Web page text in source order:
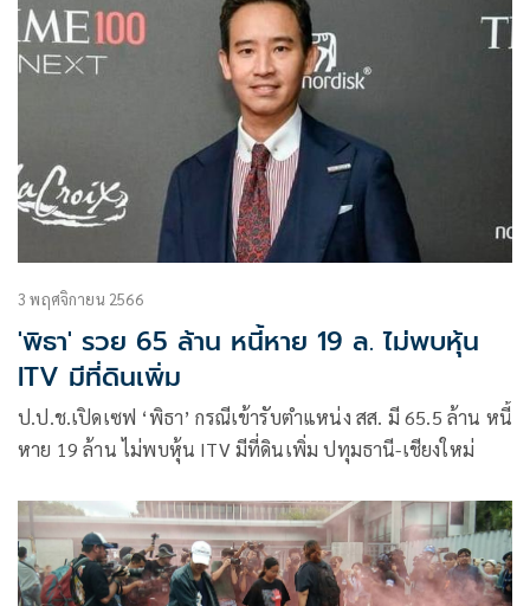
3 พฤศจิกายน 2566
'พิธา' รวย 65 ล้าน หนี้หาย 19 ล. ไม่พบหุ้น
ITV มีที่ดินเพิ่ม
ป.ป.ช.เปิดเซฟ ‘พิธา’ กรณีเข้ารับตำแหน่ง สส. มี 65.5 ล้าน หนี้
หาย 19 ล้าน ไม่พบหุ้น ITV มีที่ดินเพิ่ม ปทุมธานี-เชียงใหม่